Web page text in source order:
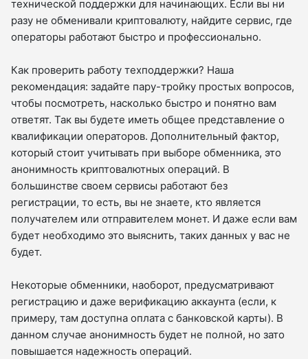
технической поддержки для начинающих. Если вы ни
разу не обменивали криптовалюту, найдите сервис, где
операторы работают быстро и профессионально.
Как проверить работу техподдержки? Наша
рекомендация: задайте пару-тройку простых вопросов,
чтобы посмотреть, насколько быстро и понятно вам
ответят. Так вы будете иметь общее представление о
квалификации операторов. Дополнительный фактор,
который стоит учитывать при выборе обменника, это
анонимность криптовалютных операций. В
большинстве своем сервисы работают без
регистрации, то есть, вы не знаете, кто является
получателем или отправителем монет. И даже если вам
будет необходимо это выяснить, таких данных у вас не
будет.
Некоторые обменники, наоборот, предусматривают
регистрацию и даже верификацию аккаунта (если, к
примеру, там доступна оплата с банковской карты). В
данном случае анонимность будет не полной, но зато
повышается надежность операций.